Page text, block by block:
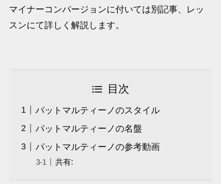
マイナーコンバージョンに付いては別記事、レッ
スンにて詳しく解説します。
目次
パットマルティーノのスタイル
パットマルティーノの名盤
パットマルティーノの参考動画
共有: